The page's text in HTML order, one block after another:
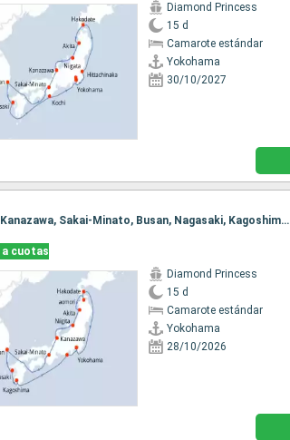
Diamond Princess
15 d
Camarote estándar
Yokohama
30/10/2027
Itinerario : Yokohama, Hakodate, aomori, Akita, Niigita, Kanazawa, Sakai-Minato, Busan, Nagasaki, Kagoshima, , Omaezaki, Yokohama
a cuotas
Diamond Princess
15 d
Camarote estándar
Yokohama
28/10/2026